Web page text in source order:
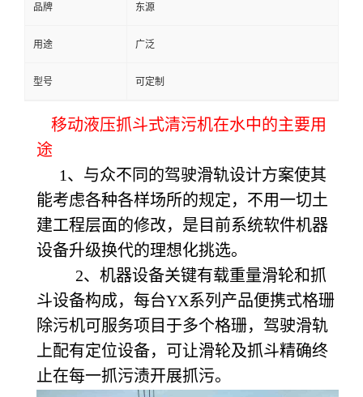
品牌 东源
用途 广泛
型号 可定制
移动液压抓斗式清污机在水中的主要用
途
1、与众不同的驾驶滑轨设计方案使其
能考虑各种各样场所的规定，不用一切土
建工程层面的修改，是目前系统软件机器
设备升级换代的理想化挑选。
2、机器设备关键有载重量滑轮和抓
斗设备构成，每台YX系列产品便携式格珊
除污机可服务项目于多个格珊，驾驶滑轨
上配有定位设备，可让滑轮及抓斗精确终
止在每一抓污渍开展抓污。